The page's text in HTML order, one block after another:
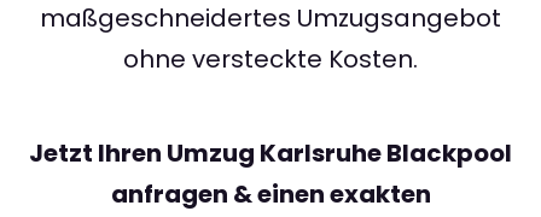
maßgeschneidertes Umzugsangebot
ohne versteckte Kosten.
Jetzt Ihren Umzug Karlsruhe Blackpool
anfragen & einen exakten